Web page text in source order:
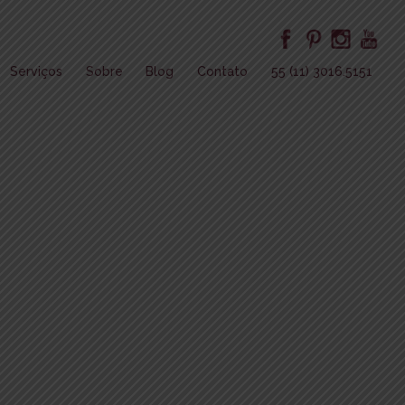
Serviços Sobre Blog Contato 55 (11) 3016.5151